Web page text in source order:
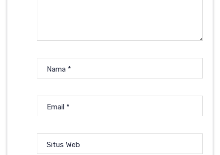
Nama *
Email *
Situs Web